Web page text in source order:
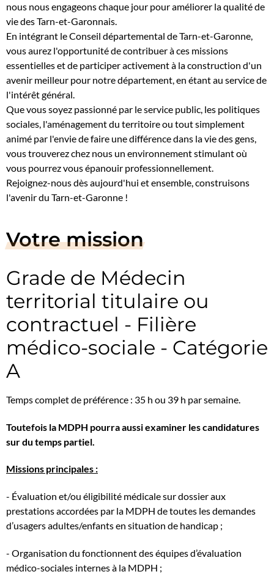
nous nous engageons chaque jour pour améliorer la qualité de
vie des Tarn-et-Garonnais.
En intégrant le Conseil départemental de Tarn-et-Garonne,
vous aurez l'opportunité de contribuer à ces missions
essentielles et de participer activement à la construction d'un
avenir meilleur pour notre département, en étant au service de
l'intérêt général.
Que vous soyez passionné par le service public, les politiques
sociales, l'aménagement du territoire ou tout simplement
animé par l'envie de faire une différence dans la vie des gens,
vous trouverez chez nous un environnement stimulant où
vous pourrez vous épanouir professionnellement.
Rejoignez-nous dès aujourd'hui et ensemble, construisons
l'avenir du Tarn-et-Garonne !
Votre mission
Grade de Médecin
territorial titulaire ou
contractuel - Filière
médico-sociale - Catégorie
A
Temps complet de préférence : 35 h ou 39 h par semaine.
Toutefois la MDPH pourra aussi examiner les candidatures
sur du temps partiel.
Missions principales :
- Évaluation et/ou éligibilité médicale sur dossier aux
prestations accordées par la MDPH de toutes les demandes
d’usagers adultes/enfants en situation de handicap ;
- Organisation du fonctionnent des équipes d’évaluation
médico-sociales internes à la MDPH ;